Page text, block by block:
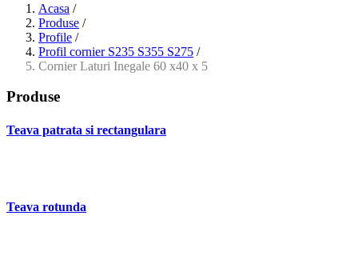
Acasa /
Produse /
Profile /
Profil cornier S235 S355 S275 /
Cornier Laturi Inegale 60 x40 x 5
Produse
Teava patrata si rectangulara
Teava rotunda